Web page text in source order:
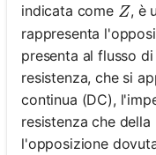
indicata come Z
Z, è
rappresenta
presenta al flusso
resistenza, che si
continua (DC),
resistenza che
l'opposizione